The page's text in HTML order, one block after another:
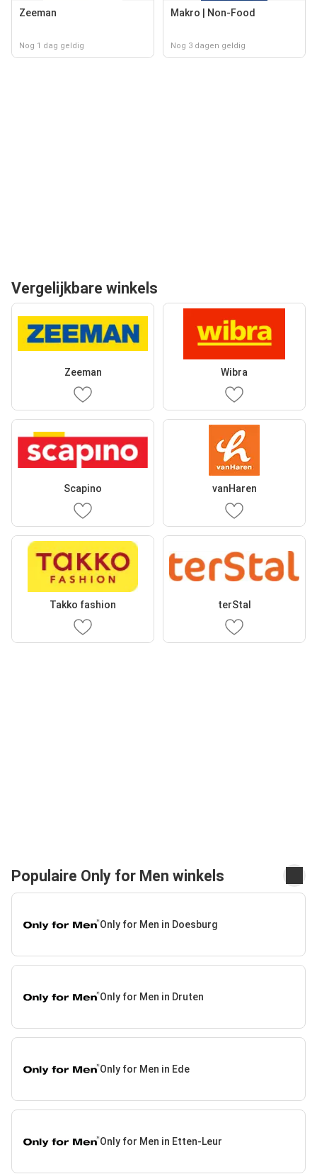
Zeeman
Nog 1 dag geldig
Makro | Non-Food
Nog 3 dagen geldig
Vergelijkbare winkels
Zeeman Wibra
Scapino vanHaren
Takko fashion terStal
Populaire Only for Men winkels
Only for Men in Doesburg
Only for Men in Druten
Only for Men in Ede
Only for Men in Etten-Leur